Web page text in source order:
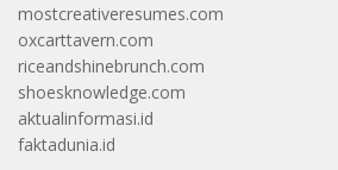
mostcreativeresumes.com
oxcarttavern.com
riceandshinebrunch.com
shoesknowledge.com
aktualinformasi.id
faktadunia.id